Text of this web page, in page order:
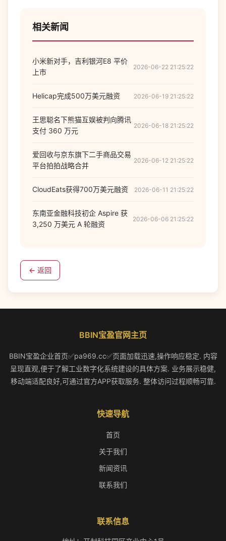
相关新闻
小米新对手，吉利银河E8 平价
上市
2026-06-22 21:25:22
Helicap完成500万美元融资 2026-06-19 21:25:22
王思聪名下熊猫互娱被判向腾讯
支付 360 万元
2026-06-18 21:25:22
爱回收与京东旗下二手商品交易
平台拍拍战略合并
2026-06-12 21:25:22
CloudEats获得700万美元融资 2026-06-11 21:25:22
东南亚金融科技初企 Aspire 获
3,250 万美元 A 轮融资
2026-06-06 21:25:22
← 返回
BBIN宝盈官网主页
BBIN宝盈企业首页✅pa969.cc✅页面加载迅速,操作响应稳定. 内容
呈现直观,便于了解工业数字化系统建设的具体方案. 业务展示稳健,
移动端适配良好,可通过官方APP获取服务. 整体访问过程顺畅可靠.
快速导航
首页
关于我们
新闻资讯
联系我们
联系信息